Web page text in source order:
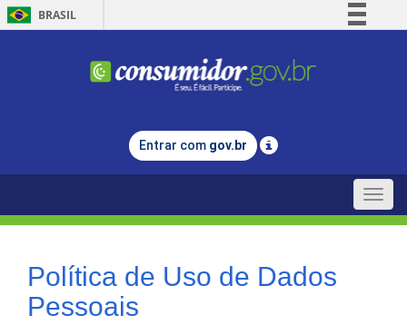
BRASIL
Comunica BR
Legislação
Entrar com gov.br
Toggle
Política de Uso de Dados
Pessoais